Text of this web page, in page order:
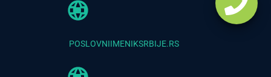
POSLOVNIIMENIKSRBIJE.RS